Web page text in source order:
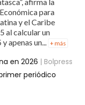
para
y el Caribe
al calcular un
apenas un... + más
en 2026 | Bolpress
periódico